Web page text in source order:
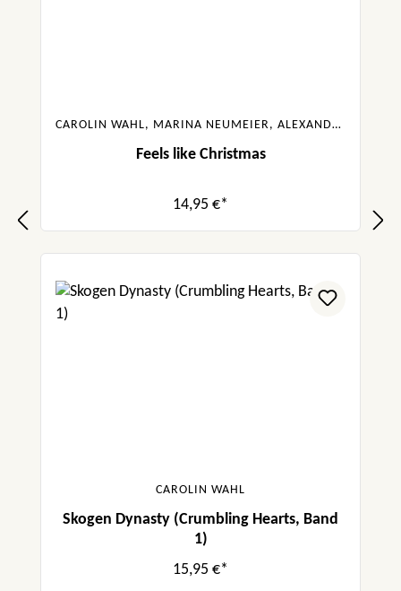
CAROLIN WAHL, MARINA NEUMEIER, ALEXANDRA FLINT, KYRA GROH, GABRIELLA SANTOS DE LIMA
Feels like Christmas
14,95 €*
CAROLIN WAHL
Skogen Dynasty (Crumbling Hearts, Band
1)
15,95 €*